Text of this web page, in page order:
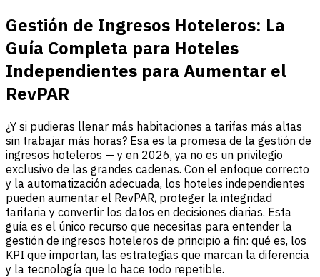
Gestión de Ingresos Hoteleros: La
Guía Completa para Hoteles
Independientes para Aumentar el
RevPAR
¿Y si pudieras llenar más habitaciones a tarifas más altas
sin trabajar más horas? Esa es la promesa de la gestión de
ingresos hoteleros — y en 2026, ya no es un privilegio
exclusivo de las grandes cadenas. Con el enfoque correcto
y la automatización adecuada, los hoteles independientes
pueden aumentar el RevPAR, proteger la integridad
tarifaria y convertir los datos en decisiones diarias. Esta
guía es el único recurso que necesitas para entender la
gestión de ingresos hoteleros de principio a fin: qué es, los
KPI que importan, las estrategias que marcan la diferencia
y la tecnología que lo hace todo repetible.